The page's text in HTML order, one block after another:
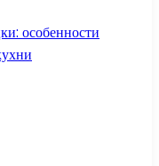
особенности